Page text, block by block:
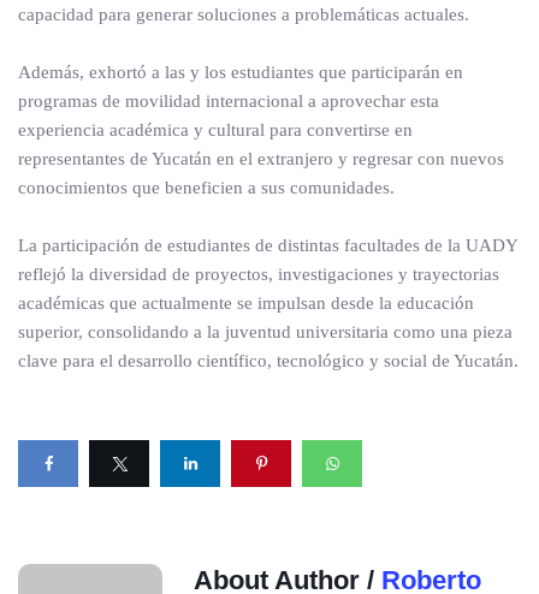
capacidad para generar soluciones a problemáticas actuales.
Además, exhortó a las y los estudiantes que participarán en
programas de movilidad internacional a aprovechar esta
experiencia académica y cultural para convertirse en
representantes de Yucatán en el extranjero y regresar con nuevos
conocimientos que beneficien a sus comunidades.
La participación de estudiantes de distintas facultades de la UADY
reflejó la diversidad de proyectos, investigaciones y trayectorias
académicas que actualmente se impulsan desde la educación
superior, consolidando a la juventud universitaria como una pieza
clave para el desarrollo científico, tecnológico y social de Yucatán.
About Author / Roberto